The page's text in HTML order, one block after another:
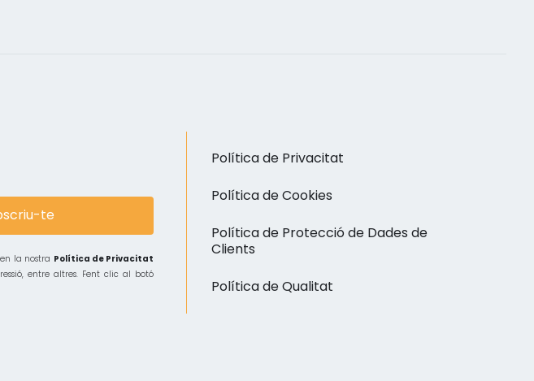
te
la nostra Política de Privacitat
entre altres. Fent clic al botó
Política de Privacitat
Política de Cookies
Política de Protecció de Dades de
Clients
Política de Qualitat